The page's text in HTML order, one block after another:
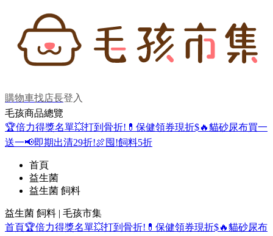
購物車找店長登入
毛孩商品總覽
🏆倍力得獎名單💥打到骨折! 💊保健領券現折$🔥貓砂尿布買一
送一📢即期出清29折!🍖囤!飼料5折
首頁
益生菌
益生菌 飼料
益生菌 飼料 | 毛孩市集
首頁🏆倍力得獎名單💥打到骨折! 💊保健領券現折$🔥貓砂尿布